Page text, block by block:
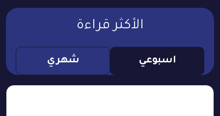
الأكثر قراءة
اسبوعي شهري